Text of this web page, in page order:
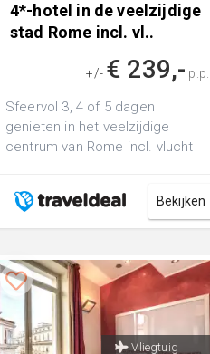
4*-hotel in de veelzijdige
stad Rome incl. vl..
+/- € 239,- p.p.
Sfeervol 3, 4 of 5 dagen
genieten in het veelzijdige
centrum van Rome incl. vlucht
Bekijken
Vliegtuig